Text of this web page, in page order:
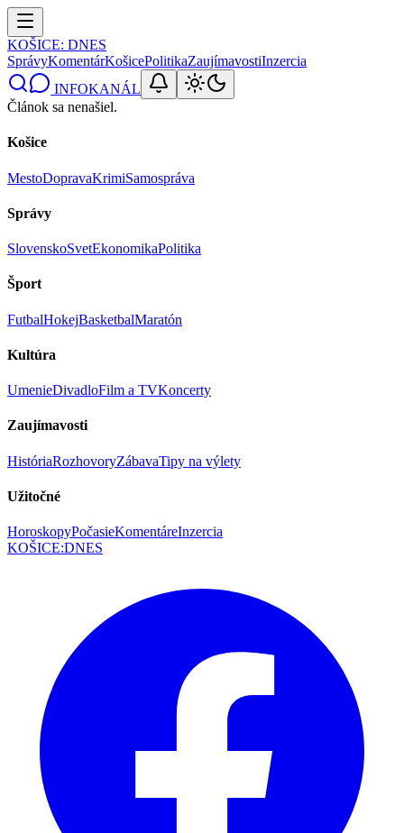
KOŠICE: DNES
SprávyKomentárKošicePolitikaZaujímavostiInzercia
INFOKANÁL
Článok sa nenašiel.
Košice
MestoDopravaKrimiSamospráva
Správy
SlovenskoSvetEkonomikaPolitika
Šport
FutbalHokejBasketbalMaratón
Kultúra
UmenieDivadloFilm a TVKoncerty
Zaujímavosti
HistóriaRozhovoryZábavaTipy na výlety
Užitočné
HoroskopyPočasieKomentáreInzercia
KOŠICE:DNES